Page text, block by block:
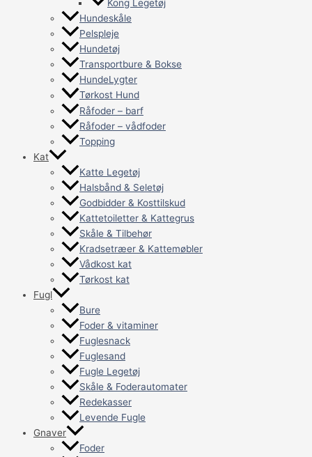
Kong Legetøj
Hundeskåle
Pelspleje
Hundetøj
Transportbure & Bokse
HundeLygter
Tørkost Hund
Råfoder – barf
Råfoder – vådfoder
Topping
Kat
Katte Legetøj
Halsbånd & Seletøj
Godbidder & Kosttilskud
Kattetoiletter & Kattegrus
Skåle & Tilbehør
Kradsetræer & Kattemøbler
Vådkost kat
Tørkost kat
Fugl
Bure
Foder & vitaminer
Fuglesnack
Fuglesand
Fugle Legetøj
Skåle & Foderautomater
Redekasser
Levende Fugle
Gnaver
Foder